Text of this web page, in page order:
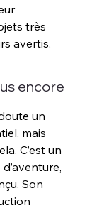
très
avertis.
encore
un
mais
C’est un
Son